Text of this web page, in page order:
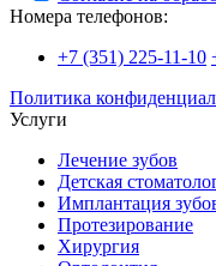
Номера телефонов:
+7 (351) 225-11-10
Политика
Услуги
Лечение зубов
Детская
Имплантация
Протезирование
Хирургия